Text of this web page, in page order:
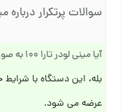
سوالات پرتکرار درباره
آیا مینی لودر تارا ۱۰۰ به صورت اقساطی قابل خرید است؟
بله، این دستگاه با
عرضه می شود.